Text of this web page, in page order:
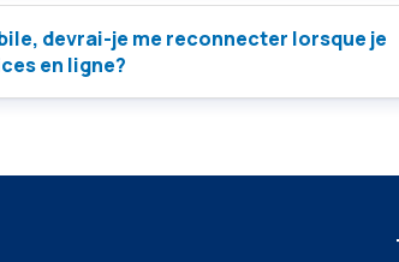
devrai-je me reconnecter lorsque je
en ligne?